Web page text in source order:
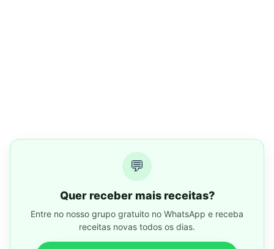
💬
Quer receber mais receitas?
Entre no nosso grupo gratuito no WhatsApp e receba
receitas novas todos os dias.